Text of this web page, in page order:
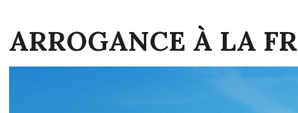
ARROGANCE À LA